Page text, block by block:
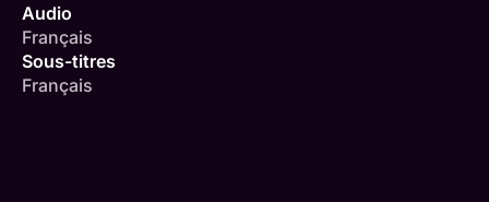
Audio
Français
Sous-titres
Français